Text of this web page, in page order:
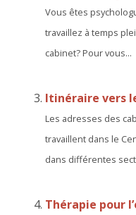
Vous êtes
travaillez à temps
cabinet? Pour vous...
Itinéraire vers
Les adresses des
travaillent dans le
dans différentes
Thérapie pour